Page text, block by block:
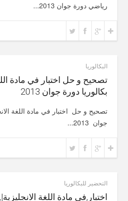
رياضي دورة جوان 2013...
البكالوريا
تصحيح و حل اختبار في مادة
بكالوريا دورة جوان 2013
تصحيح و حل اختبار في مادة اللغة
جوان 2013...
التحضير للبكالوريا
اختبار,في مادة اللغة